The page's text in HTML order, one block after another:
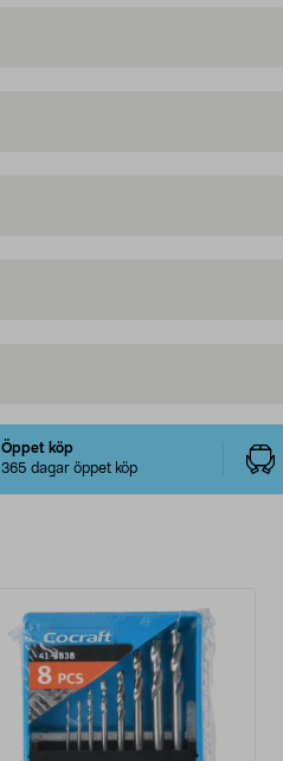
Öppet köp
365 dagar öppet köp